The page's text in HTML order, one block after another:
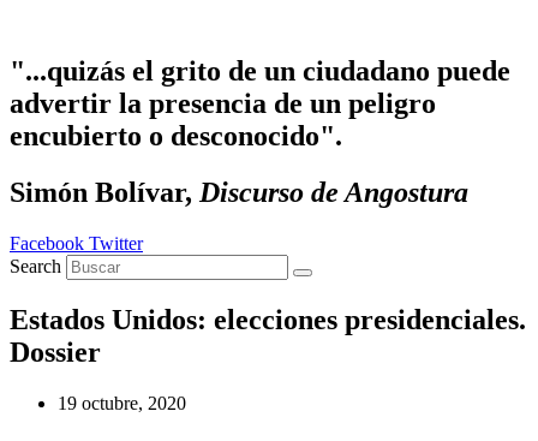
"...quizás el grito de un ciudadano puede
advertir la presencia de un peligro
encubierto o desconocido".
Simón Bolívar, Discurso de Angostura
Facebook Twitter
Search
Estados Unidos: elecciones presidenciales.
Dossier
19 octubre, 2020